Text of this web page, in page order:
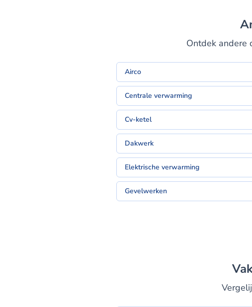
Ontdek andere
Airco
Centrale verwarming
Cv-ketel
Dakwerk
Elektrische verwarming
Gevelwerken